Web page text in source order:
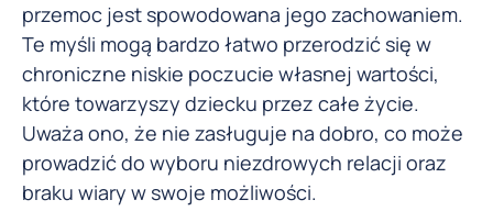
przemoc jest spowodowana jego zachowaniem.
Te myśli mogą bardzo łatwo przerodzić się w
chroniczne niskie poczucie własnej wartości,
które towarzyszy dziecku przez całe życie.
Uważa ono, że nie zasługuje na dobro, co może
prowadzić do wyboru niezdrowych relacji oraz
braku wiary w swoje możliwości.